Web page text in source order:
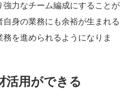
強力なチーム編成にすることが
身の業務にも余裕が生まれる
を進められるようになりま
活用ができる